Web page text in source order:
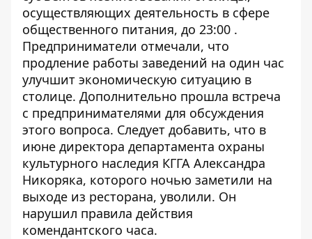
осуществляющих деятельность в сфере
общественного питания, до 23:00 .
Предприниматели отмечали, что
продление работы заведений на один час
улучшит экономическую ситуацию в
столице. Дополнительно прошла встреча
с предпринимателями для обсуждения
этого вопроса. Следует добавить, что в
июне директора департамента охраны
культурного наследия КГГА Александра
Никоряка, которого ночью заметили на
выходе из ресторана, уволили. Он
нарушил правила действия
комендантского часа.